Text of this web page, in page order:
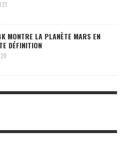
MONTRE LA PLANÈTE MARS EN
DÉFINITION